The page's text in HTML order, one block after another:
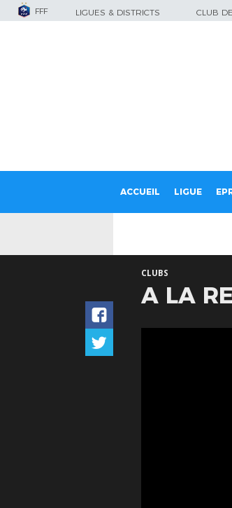
FFF LIGUES & DISTRICTS CLUB
ACCUEIL LIGUE
CLUBS
A LA